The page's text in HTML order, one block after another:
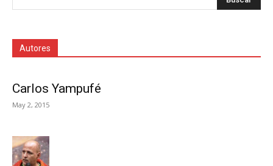
Autores
Carlos Yampufé
May 2, 2015